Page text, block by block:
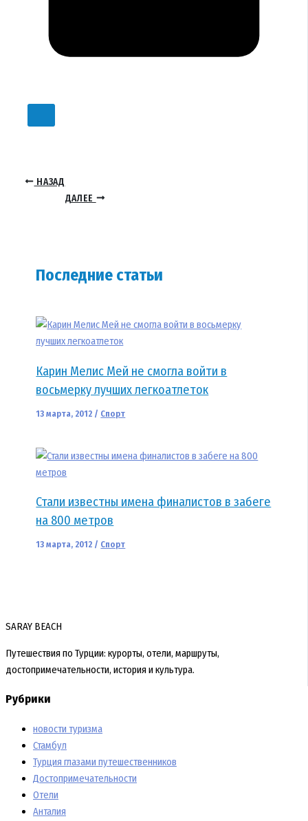
НАЗАД
ДАЛЕЕ
Последние статьи
Карин Мелис Мей не смогла войти в
восьмерку лучших легкоатлеток
13 марта, 2012 / Спорт
Стали известны имена финалистов в забеге
на 800 метров
13 марта, 2012 / Спорт
SARAY BEACH
Путешествия по Турции: курорты, отели, маршруты,
достопримечательности, история и культура.
Рубрики
новости туризма
Стамбул
Турция глазами путешественников
Достопримечательности
Отели
Анталия